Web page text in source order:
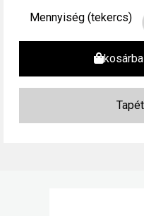
Mennyiség (tekercs)
kosárba